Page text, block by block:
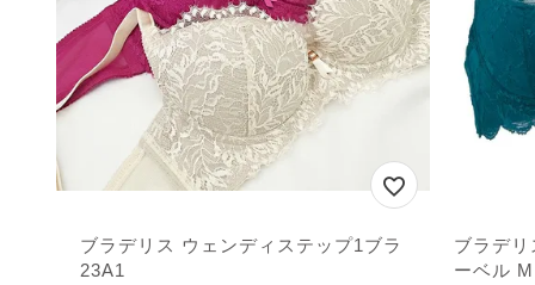
ブラデリス ウェンディステップ1ブラ
23A1
ブラデ
ーベル